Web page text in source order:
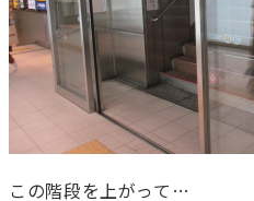
この階段を上がって…